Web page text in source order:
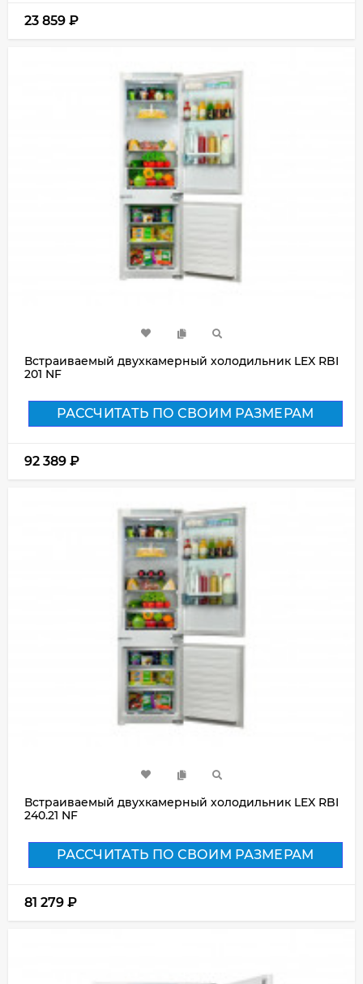
23 859 ₽
Встраиваемый двухкамерный холодильник LEX RBI
201 NF
РАССЧИТАТЬ ПО СВОИМ РАЗМЕРАМ
92 389 ₽
Встраиваемый двухкамерный холодильник LEX RBI
240.21 NF
РАССЧИТАТЬ ПО СВОИМ РАЗМЕРАМ
81 279 ₽